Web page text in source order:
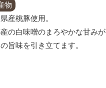
物
産桃豚使用。
の白味噌のまろやかな甘みが
旨味を引き立てます。